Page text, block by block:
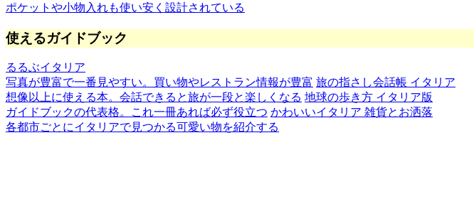
ポケットや小物入れも使い安く設計されている
使えるガイドブック
るるぶイタリア
写真が豊富で一番見やすい。買い物やレストラン情報が豊富 旅の指さし会話帳 イタリア
想像以上に使える本。会話できると旅が一段と楽しくなる 地球の歩き方 イタリア版
ガイドブックの代表格。これ一冊あれば必ず役立つ かわいいイタリア 雑貨とお洒落
各都市ごとにイタリアで見つかる可愛い物を紹介する